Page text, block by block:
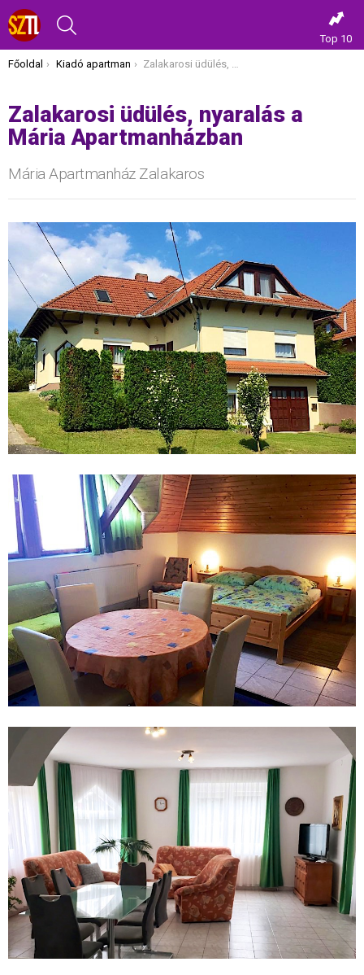
Top 10
Itt vagy most:
Főoldal Kiadó apartman Zalakarosi üdülés, nyaralás a Mária Apartmanházban
Zalakarosi üdülés, nyaralás a
Mária Apartmanházban
Mária Apartmanház Zalakaros